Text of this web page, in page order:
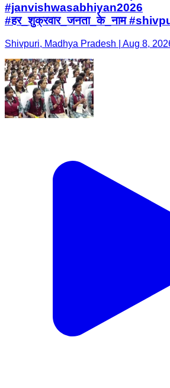
#janvishwasabhiyan2026
#हर_शुक्रवार_जनता_के_नाम
Shivpuri, Madhya Pradesh | Aug 8,